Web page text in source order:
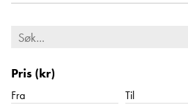
Pris (kr)
Fra Til